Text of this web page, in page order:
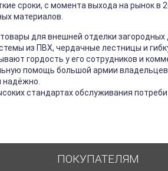
сроки, с момента выхода на рынок в
материалов.
для внешней отделки
из ПВХ, чердачные лестницы и
гордость у его сотрудников и
помощь большой армии
надёжно.
стандартах обслуживания
ПОКУПАТЕЛЯМ